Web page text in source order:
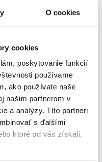
O cookies
cookies
poskytovanie funkcií
používame
ako používate naše
našim partnerom v
a analýzy. Títo partneri
s ďalšími
ktoré od vás získali,